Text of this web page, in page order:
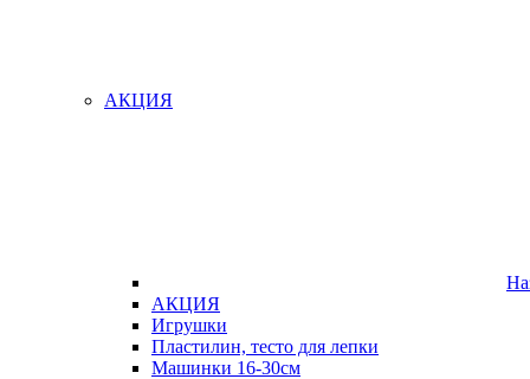
АКЦИЯ
АКЦИЯ
Игрушки
Пластилин, тесто для лепки
Машинки 16-30см